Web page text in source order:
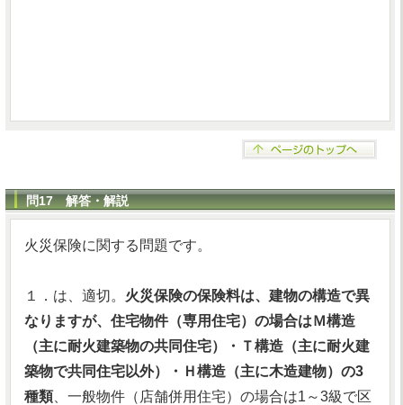
問17 解答・解説
火災保険に関する問題です。
１．は、適切。 火災保険の保険料は、建物の構造で異
なりますが、住宅物件（専用住宅）の場合はＭ構造
（主に耐火建築物の共同住宅）・Ｔ構造（主に耐火建
築物で共同住宅以外）・Ｈ構造（主に木造建物）の3
種類、一般物件（店舗併用住宅）の場合は1～3級で区